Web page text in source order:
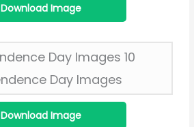
Download Image
Download Image